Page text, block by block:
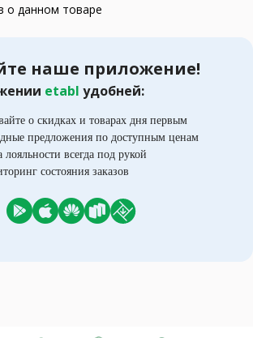
о данном товаре
наше приложение!
etabl удобней:
о скидках и товарах дня первым
предложения по доступным ценам
лояльности всегда под рукой
состояния заказов